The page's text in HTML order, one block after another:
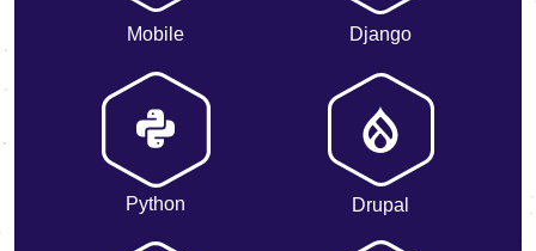
Mobile Django
Python Drupal